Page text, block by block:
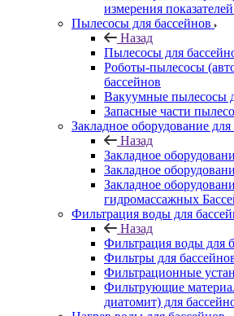
измерения
Пылесосы для бассейнов
Назад
Пылесосы для
Роботы-пылесосы
бассейнов
Вакуумные пылесосы
Запасные части
Закладное оборудование для
Назад
Закладное
Закладное
Закладное
гидромассажных
Фильтрация воды для
Назад
Фильтрация воды для
Фильтры для
Фильтрационные
Фильтрующие
диатомит) для